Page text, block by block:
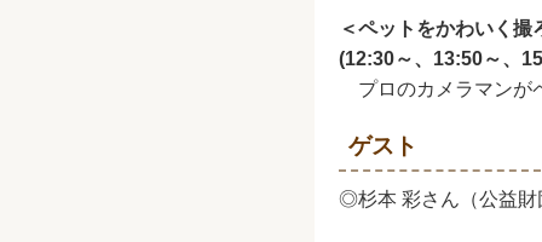
＜ペットをかわいく撮
(12:30～、13:50～、
プロのカメラマンが
ゲスト
◎杉本 彩さん（公益財